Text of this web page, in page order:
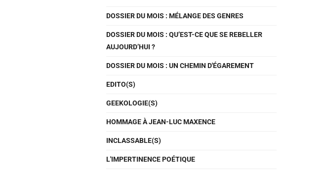
DOSSIER DU MOIS : MÉLANGE DES GENRES
DOSSIER DU MOIS : QU’EST-CE QUE SE REBELLER
AUJOURD’HUI ?
DOSSIER DU MOIS : UN CHEMIN D'ÉGAREMENT
EDITO(S)
GEEKOLOGIE(S)
HOMMAGE À JEAN-LUC MAXENCE
INCLASSABLE(S)
L'IMPERTINENCE POÉTIQUE